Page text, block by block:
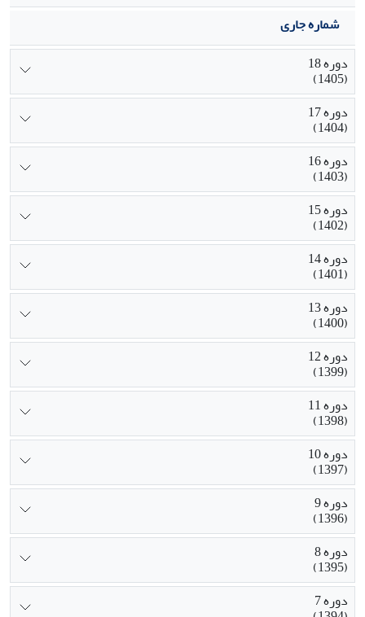
شماره جاری
دوره 18
(1405)
دوره 17
(1404)
دوره 16
(1403)
دوره 15
(1402)
دوره 14
(1401)
دوره 13
(1400)
دوره 12
(1399)
دوره 11
(1398)
دوره 10
(1397)
دوره 9
(1396)
دوره 8
(1395)
دوره 7